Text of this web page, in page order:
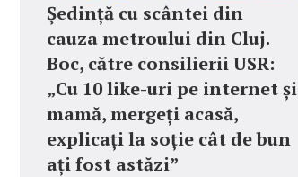
Ședință cu scântei din
cauza metroului din Cluj.
Boc, către consilierii USR:
„Cu 10 like-uri pe internet și
mamă, mergeți acasă,
explicați la soție cât de bun
ați fost astăzi”